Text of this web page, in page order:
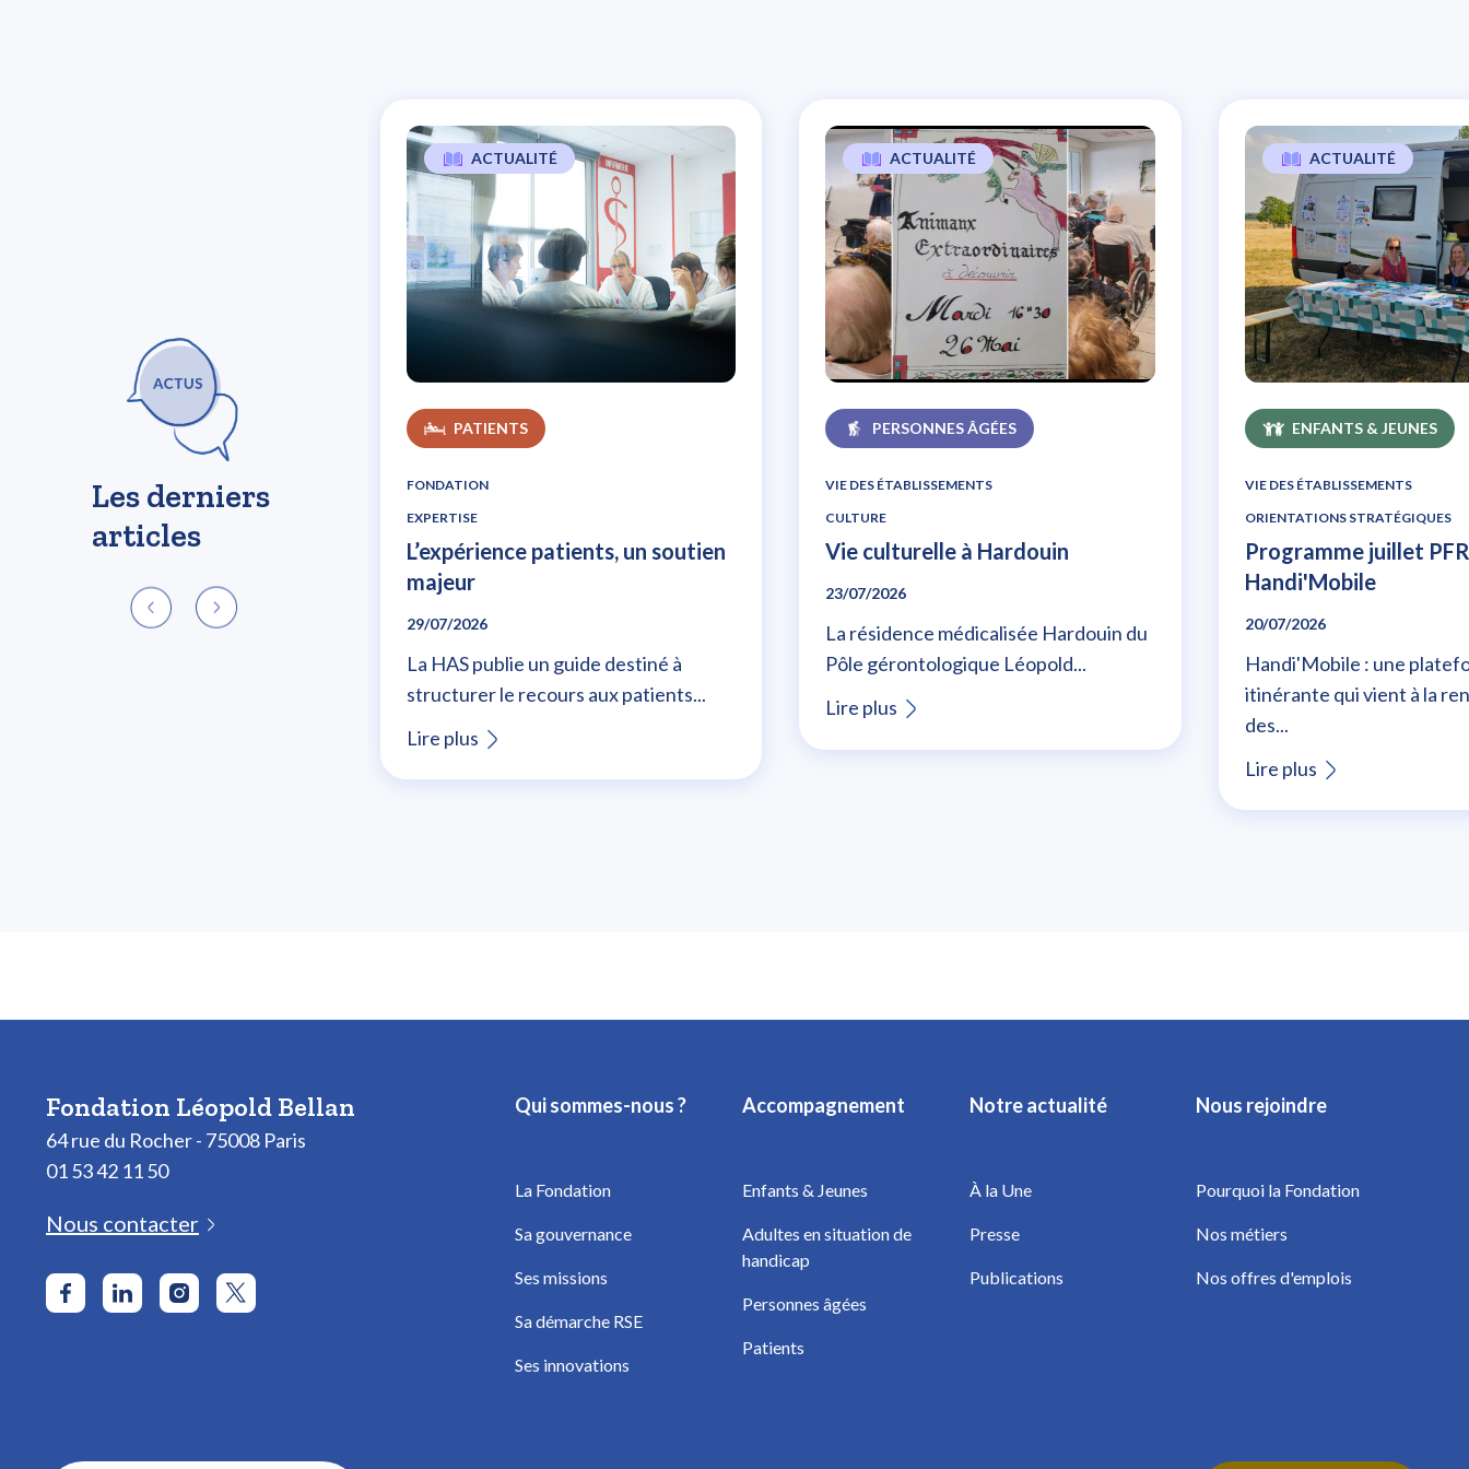
Les derniers
articles
ACTUALITÉ
PATIENTS
FONDATION
EXPERTISE
L’expérience patients, un soutien
majeur
29/07/2026
La HAS publie un guide destiné à
structurer le recours aux patients...
Lire plus
ACTUALITÉ
Vie culturelle à Hardouin
PERSONNES ÂGÉES
VIE DES ÉTABLISSEMENTS
CULTURE
Vie culturelle à Hardouin
23/07/2026
La résidence médicalisée Hardouin du
Pôle gérontologique Léopold...
Lire plus
ACTUALITÉ
Programme juillet PFR
ENFANTS & JEUNES
VIE DES ÉTABLISSEMENTS
ORIENTATIONS STRATÉGIQUES
Programme juillet
Handi'Mobile
20/07/2026
Handi'Mobile : une
itinérante qui vient à la
des...
Lire plus
Fondation Léopold Bellan
64 rue du Rocher - 75008 Paris
01 53 42 11 50
Nous contacter
Qui sommes-nous ?
La Fondation
Sa gouvernance
Ses missions
Sa démarche RSE
Ses innovations
Accompagnement
Enfants & Jeunes
Adultes en situation de
handicap
Personnes âgées
Patients
Notre actualité
À la Une
Presse
Publications
Nous rejoindre
Pourquoi la Fondation
Nos métiers
Nos offres d'emplois